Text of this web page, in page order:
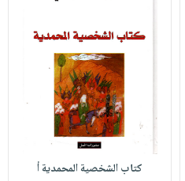
كتاب الشخصية المحمدية أ